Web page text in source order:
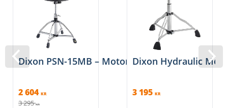
Dixon PSN-15MB – Motorcycle Drum Throne
2 604 KR
3 295 KR
Dixon Hydraulic
3 195 KR